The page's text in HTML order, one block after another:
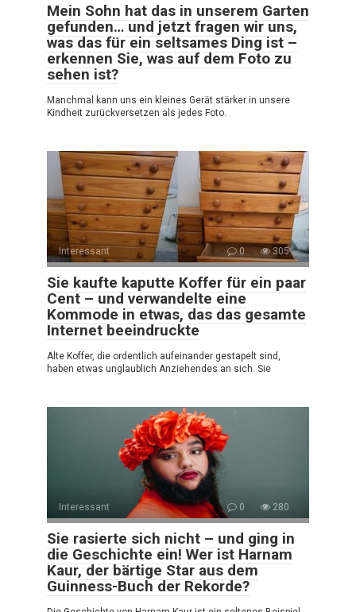
Mein Sohn hat das in unserem Garten
gefunden… und jetzt fragen wir uns,
was das für ein seltsames Ding ist –
erkennen Sie, was auf dem Foto zu
sehen ist?
Manchmal kann uns ein kleines Gerät stärker in unsere
Kindheit zurückversetzen als jedes Foto.
Interessant 0 305
Sie kaufte kaputte Koffer für ein paar
Cent – und verwandelte eine
Kommode in etwas, das das gesamte
Internet beeindruckte
Alte Koffer, die ordentlich aufeinander gestapelt sind,
haben etwas unglaublich Anziehendes an sich. Sie
Interessant 0 280
Sie rasierte sich nicht – und ging in
die Geschichte ein! Wer ist Harnam
Kaur, der bärtige Star aus dem
Guinness-Buch der Rekorde?